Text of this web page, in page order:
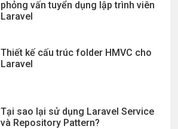
phỏng vấn tuyển dụng lập trình viên
Laravel
Thiết kế cấu trúc folder HMVC cho
Laravel
Tại sao lại sử dụng Laravel Service
và Repository Pattern?